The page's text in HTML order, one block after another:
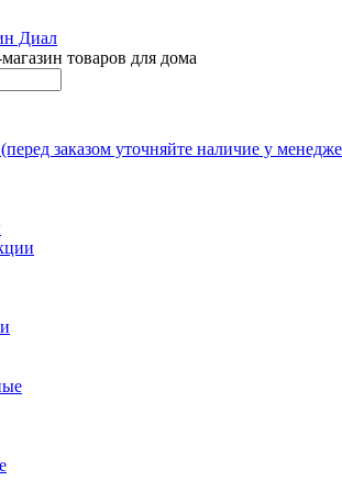
товаров для дома
заказом уточняйте наличие у